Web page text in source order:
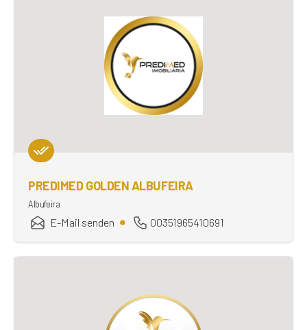
PREDIMED GOLDEN ALBUFEIRA
Albufeira
E-Mail senden 00351965410691